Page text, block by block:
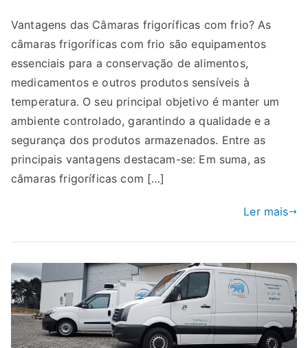
das
Câmaras
frigoríficas
com
Vantagens das Câmaras frigoríficas com frio? As
câmaras frigoríficas com frio são equipamentos
essenciais para a conservação de alimentos,
medicamentos e outros produtos sensíveis à
temperatura. O seu principal objetivo é manter um
ambiente controlado, garantindo a qualidade e a
segurança dos produtos armazenados. Entre as
principais vantagens destacam-se: Em suma, as
câmaras frigoríficas com […]
Ler mais